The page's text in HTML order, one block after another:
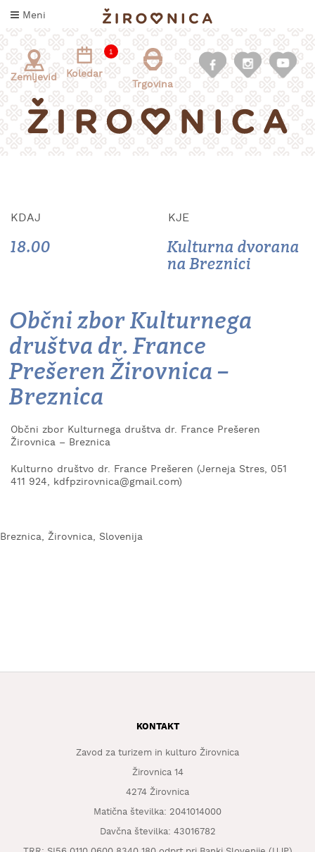
na
Meni
ZA
OBISKOVALCE
KAJ
OKUSITI
KJE
SPATI
ŠOLE
Zemljevid
1
Koledar
Trgovina
KDAJ
18.00
KJE
Kulturna dvorana
na Breznici
Občni zbor Kulturnega
društva dr. France
Prešeren Žirovnica –
Breznica
Občni zbor Kulturnega društva dr. France Prešeren
Žirovnica – Breznica
Kulturno društvo dr. France Prešeren (Jerneja Stres, 051
411 924, kdfpzirovnica@gmail.com)
Breznica, Žirovnica, Slovenija
KONTAKT
Zavod za turizem in kulturo Žirovnica
Žirovnica 14
4274 Žirovnica
Matična številka: 2041014000
Davčna številka: 43016782